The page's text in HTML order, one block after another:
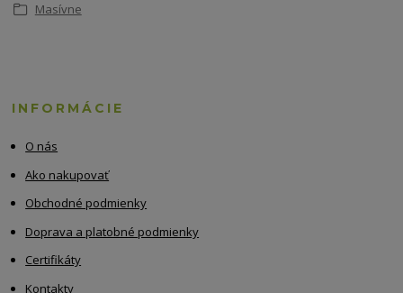
Masívne
INFORMÁCIE
O nás
Ako nakupovať
Obchodné podmienky
Doprava a platobné podmienky
Certifikáty
Kontakty